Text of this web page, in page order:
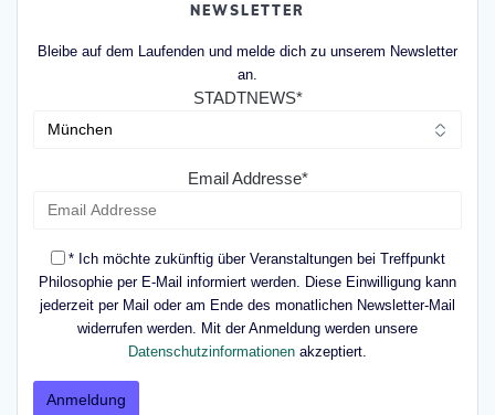
NEWSLETTER
Bleibe auf dem Laufenden und melde dich zu unserem Newsletter
an.
STADTNEWS*
Email Addresse*
* Ich möchte zukünftig über Veranstaltungen bei Treffpunkt
Philosophie per E-Mail informiert werden. Diese Einwilligung kann
jederzeit per Mail oder am Ende des monatlichen Newsletter-Mail
widerrufen werden. Mit der Anmeldung werden unsere
Datenschutzinformationen akzeptiert.